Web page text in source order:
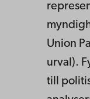
Union
urval).
till